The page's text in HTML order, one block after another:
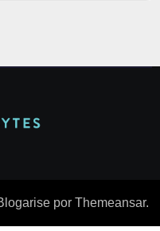
por Themeansar.